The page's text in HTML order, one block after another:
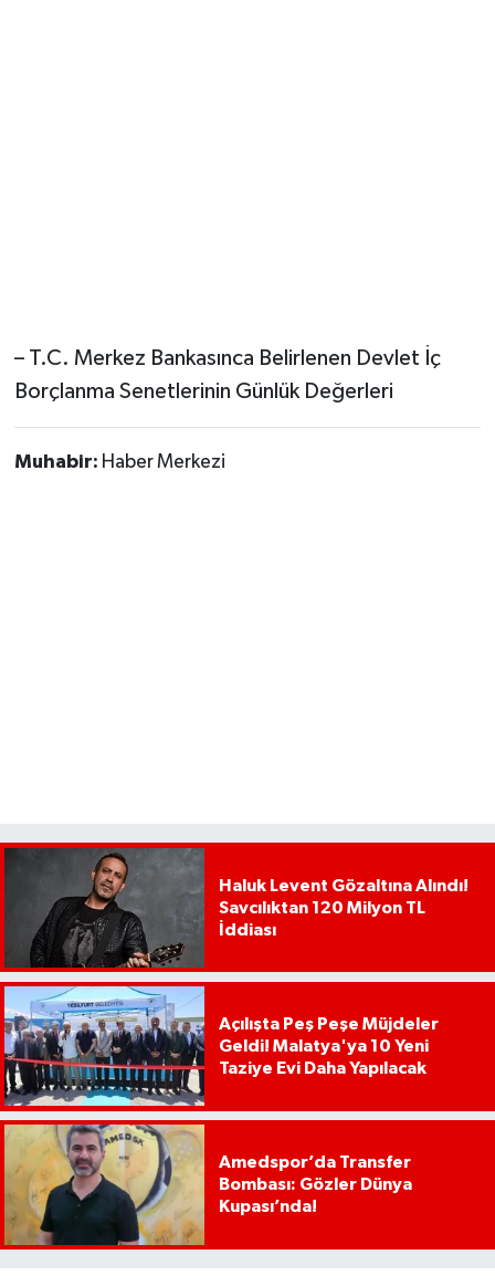
– T.C. Merkez Bankasınca Belirlenen Devlet İç
Borçlanma Senetlerinin Günlük Değerleri
Muhabir: Haber Merkezi
Haluk Levent Gözaltına Alındı!
Savcılıktan 120 Milyon TL
İddiası
Açılışta Peş Peşe Müjdeler
Geldi! Malatya'ya 10 Yeni
Taziye Evi Daha Yapılacak
Amedspor’da Transfer
Bombası: Gözler Dünya
Kupası’nda!